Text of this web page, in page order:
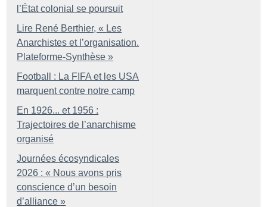
l’État colonial se poursuit
Lire René Berthier, « Les
Anarchistes et l’organisation.
Plateforme-Synthèse »
Football : La FIFA et les USA
marquent contre notre camp
En 1926... et 1956 :
Trajectoires de l’anarchisme
organisé
Journées écosyndicales
2026 : « Nous avons pris
conscience d’un besoin
d’alliance »